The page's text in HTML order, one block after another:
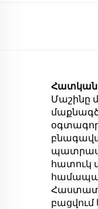
Մաշինը
հատուկ
բացվում